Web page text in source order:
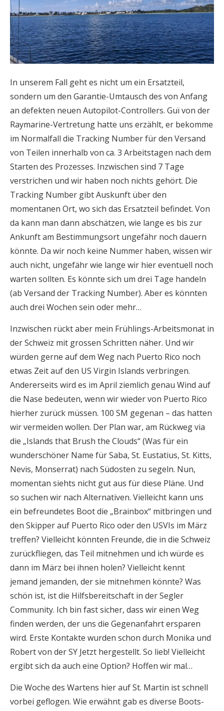
In unserem Fall geht es nicht um ein Ersatzteil,
sondern um den Garantie-Umtausch des von Anfang
an defekten neuen Autopilot-Controllers. Guï von der
Raymarine-Vertretung hatte uns erzählt, er bekomme
im Normalfall die Tracking Number für den Versand
von Teilen innerhalb von ca. 3 Arbeitstagen nach dem
Starten des Prozesses. Inzwischen sind 7 Tage
verstrichen und wir haben noch nichts gehört. Die
Tracking Number gibt Auskunft über den
momentanen Ort, wo sich das Ersatzteil befindet. Von
da kann man dann abschätzen, wie lange es bis zur
Ankunft am Bestimmungsort ungefähr noch dauern
könnte. Da wir noch keine Nummer haben, wissen wir
auch nicht, ungefähr wie lange wir hier eventuell noch
warten sollten. Es könnte sich um drei Tage handeln
(ab Versand der Tracking Number). Aber es könnten
auch drei Wochen sein oder mehr…
Inzwischen rückt aber mein Frühlings-Arbeitsmonat in
der Schweiz mit grossen Schritten näher. Und wir
würden gerne auf dem Weg nach Puerto Rico noch
etwas Zeit auf den US Virgin Islands verbringen.
Andererseits wird es im April ziemlich genau Wind auf
die Nase bedeuten, wenn wir wieder von Puerto Rico
hierher zurück müssen. 100 SM gegenan – das hatten
wir vermeiden wollen. Der Plan war, am Rückweg via
die „Islands that Brush the Clouds“ (Was für ein
wunderschöner Name für Saba, St. Eustatius, St. Kitts,
Nevis, Monserrat) nach Südosten zu segeln. Nun,
momentan siehts nicht gut aus für diese Pläne. Und
so suchen wir nach Alternativen. Vielleicht kann uns
ein befreundetes Boot die „Brainbox“ mitbringen und
den Skipper auf Puerto Rico oder den USVIs im März
treffen? Vielleicht könnten Freunde, die in die Schweiz
zurückfliegen, das Teil mitnehmen und ich würde es
dann im März bei ihnen holen? Vielleicht kennt
jemand jemanden, der sie mitnehmen könnte? Was
schön ist, ist die Hilfsbereitschaft in der Segler
Community. Ich bin fast sicher, dass wir einen Weg
finden werden, der uns die Gegenanfahrt ersparen
wird. Erste Kontakte wurden schon durch Monika und
Robert von der SY Jetzt hergestellt. So lieb! Vielleicht
ergibt sich da auch eine Option? Hoffen wir mal…
Die Woche des Wartens hier auf St. Martin ist schnell
vorbei geflogen. Wie erwähnt gab es diverse Boots-